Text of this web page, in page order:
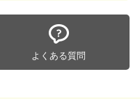
よくある質問